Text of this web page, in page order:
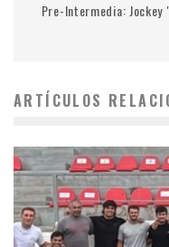
Pre-Intermedia:
ARTÍCULOS